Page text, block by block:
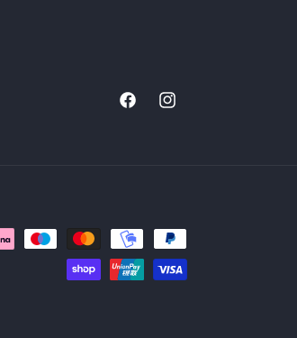
FacebookInstagram